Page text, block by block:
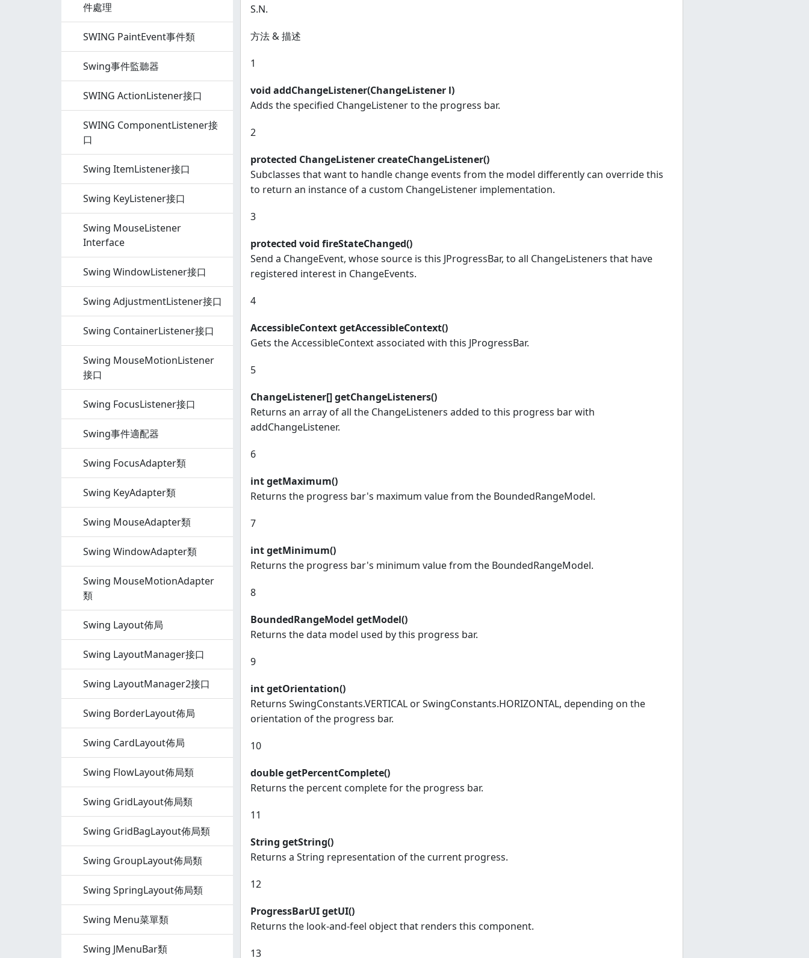
件處理
SWING PaintEvent事件類
Swing事件監聽器
SWING ActionListener接口
SWING ComponentListener接
口
Swing ItemListener接口
Swing KeyListener接口
Swing MouseListener
Interface
Swing WindowListener接口
Swing AdjustmentListener接口
Swing ContainerListener接口
Swing MouseMotionListener
接口
Swing FocusListener接口
Swing事件適配器
Swing FocusAdapter類
Swing KeyAdapter類
Swing MouseAdapter類
Swing WindowAdapter類
Swing MouseMotionAdapter
類
Swing Layout佈局
Swing LayoutManager接口
Swing LayoutManager2接口
Swing BorderLayout佈局
Swing CardLayout佈局
Swing FlowLayout佈局類
Swing GridLayout佈局類
Swing GridBagLayout佈局類
Swing GroupLayout佈局類
Swing SpringLayout佈局類
Swing Menu菜單類
Swing JMenuBar類
S.N.
方法 & 描述
1
void addChangeListener(ChangeListener l)
Adds the specified ChangeListener to the progress bar.
2
protected ChangeListener createChangeListener()
Subclasses that want to handle change events from the model differently can override this
to return an instance of a custom ChangeListener implementation.
3
protected void fireStateChanged()
Send a ChangeEvent, whose source is this JProgressBar, to all ChangeListeners that have
registered interest in ChangeEvents.
4
AccessibleContext getAccessibleContext()
Gets the AccessibleContext associated with this JProgressBar.
5
ChangeListener[] getChangeListeners()
Returns an array of all the ChangeListeners added to this progress bar with
addChangeListener.
6
int getMaximum()
Returns the progress bar's maximum value from the BoundedRangeModel.
7
int getMinimum()
Returns the progress bar's minimum value from the BoundedRangeModel.
8
BoundedRangeModel getModel()
Returns the data model used by this progress bar.
9
int getOrientation()
Returns SwingConstants.VERTICAL or SwingConstants.HORIZONTAL, depending on the
orientation of the progress bar.
10
double getPercentComplete()
Returns the percent complete for the progress bar.
11
String getString()
Returns a String representation of the current progress.
12
ProgressBarUI getUI()
Returns the look-and-feel object that renders this component.
13